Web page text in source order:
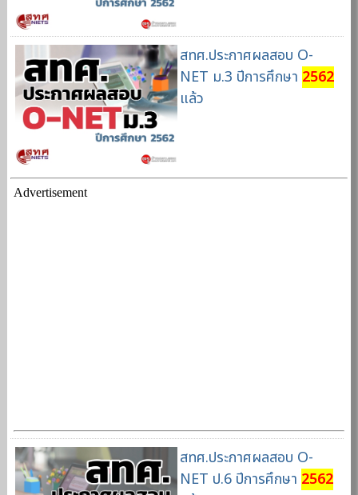
สทศ.ประกาศผลสอบ O-
NET ม.3 ปีการศึกษา 2562
แล้ว
Advertisement
สทศ.ประกาศผลสอบ O-
NET ป.6 ปีการศึกษา 2562